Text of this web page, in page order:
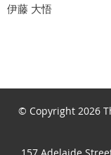
伊藤 大悟
© Copyright 2026